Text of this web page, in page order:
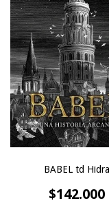
BABEL td Hidra
$142.000